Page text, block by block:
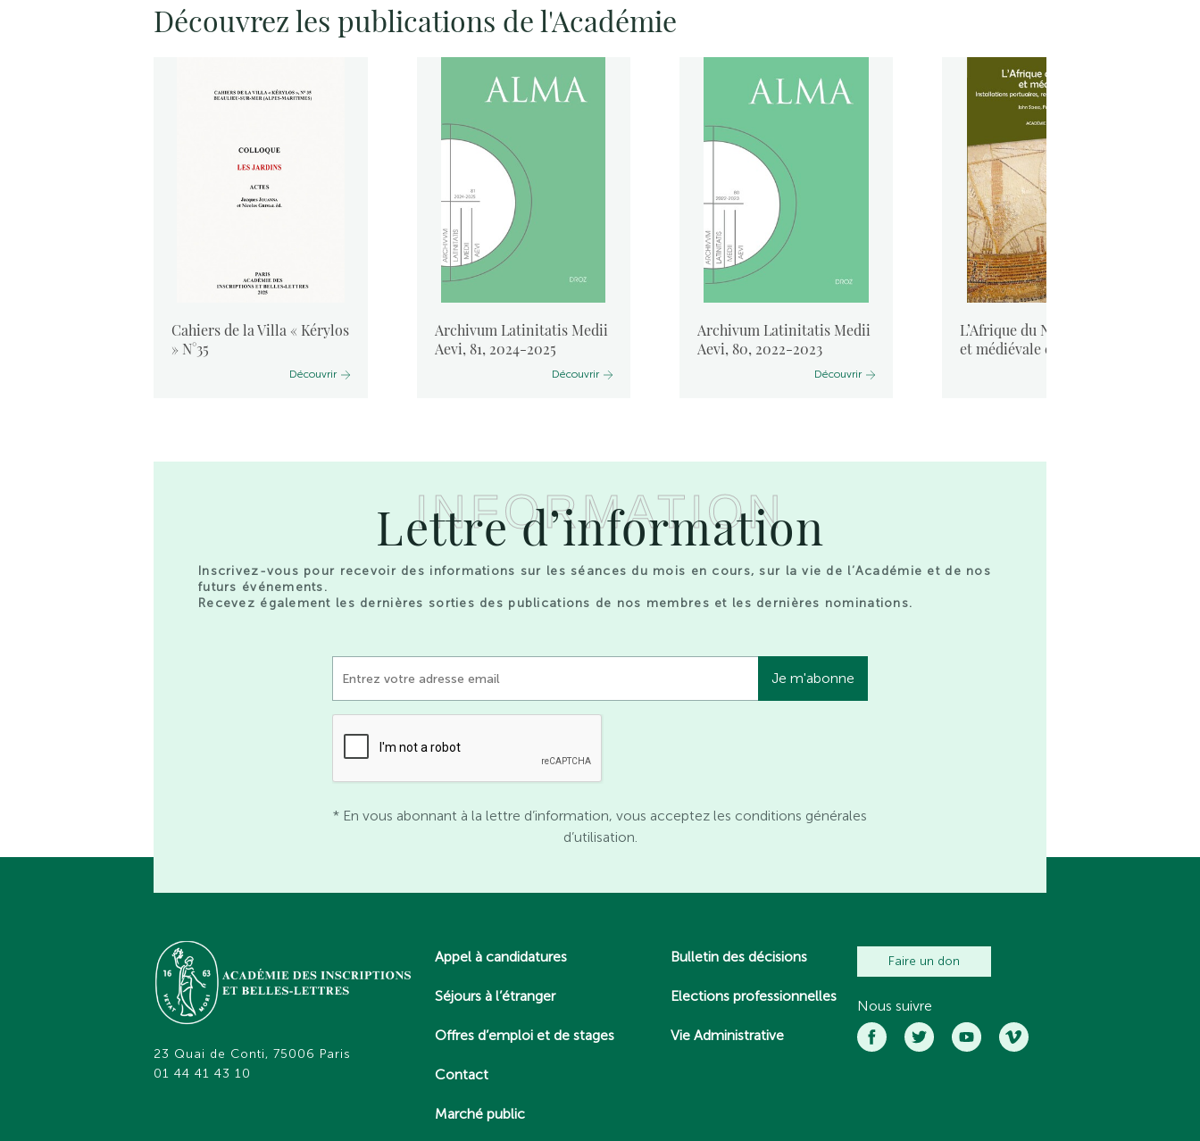
Découvrez les publications de l'Académie
Cahiers de la Villa « Kérylos
» N°35
Découvrir
Archivum Latinitatis Medii
Aevi, 81, 2024-2025
Découvrir
Archivum Latinitatis Medii
Aevi, 80, 2022-2023
Découvrir
L’Afrique du Nord antique
et médiévale et la mer. ...
INFORMATION
Lettre d’information
Inscrivez-vous pour recevoir des informations sur les séances du mois en cours, sur la vie de l’Académie et de nos
futurs événements.
Recevez également les dernières sorties des publications de nos membres et les dernières nominations.
* En vous abonnant à la lettre d’information, vous acceptez les conditions générales
d’utilisation.
23 Quai de Conti, 75006 Paris
01 44 41 43 10
Appel à candidatures
Séjours à l’étranger
Offres d’emploi et de stages
Contact
Marché public
Bulletin des décisions
Elections professionnelles
Vie Administrative
Faire un don
Nous suivre